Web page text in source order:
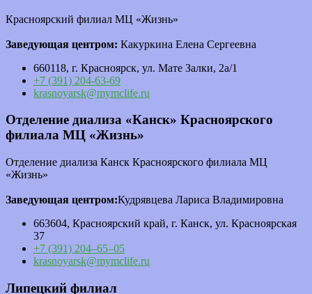
Красноярский филиал МЦ «Жизнь»
Заведующая центром: Какуркина Елена Сергеевна
660118, г. Красноярск, ул. Мате Залки, 2а/1
+7 (391) 204-63-69
krasnoyarsk@mymclife.ru
Отделение диализа «Канск» Красноярского
филиала МЦ «Жизнь»
Отделение диализа Канск Красноярского филиала МЦ
«Жизнь»
Заведующая центром:Кудрявцева Лариса Владимировна
663604, Красноярский край, г. Канск, ул. Красноярская
37
+7 (391) 204–65–05
krasnoyarsk@mymclife.ru
Липецкий филиал